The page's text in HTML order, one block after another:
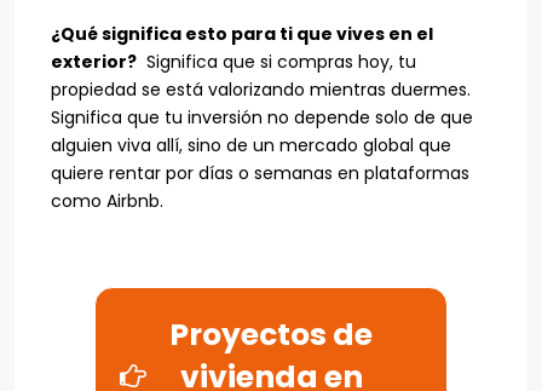
¿Qué significa esto para ti que vives en el
exterior? Significa que si compras hoy, tu
propiedad se está valorizando mientras duermes.
Significa que tu inversión no depende solo de que
alguien viva allí, sino de un mercado global que
quiere rentar por días o semanas en plataformas
como Airbnb.
Proyectos de
vivienda en